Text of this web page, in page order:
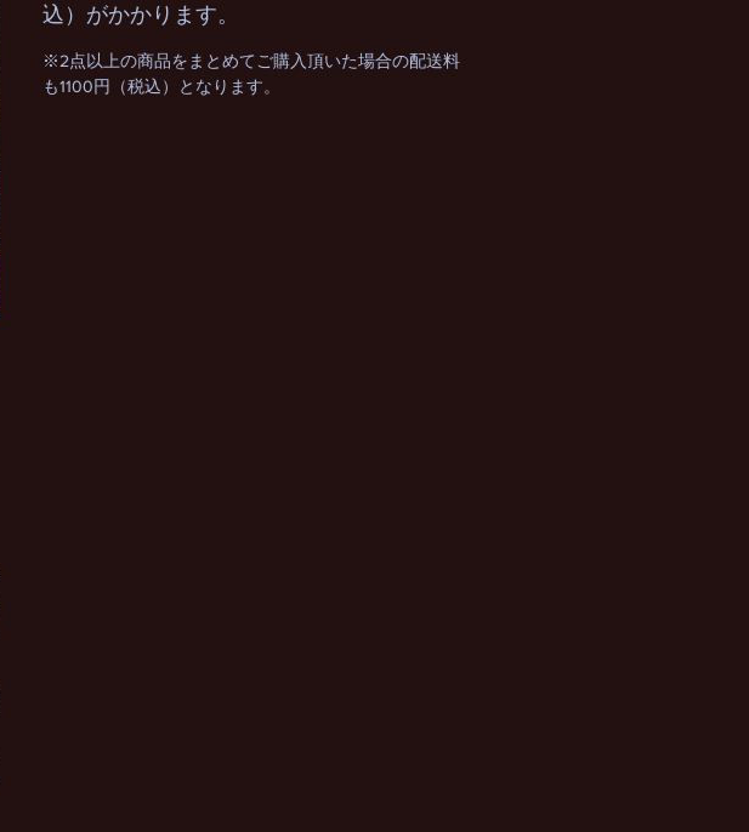
込）がかかります。
※2点以上の商品をまとめてご購入頂いた場合の配送料
も1100円（税込）となります。